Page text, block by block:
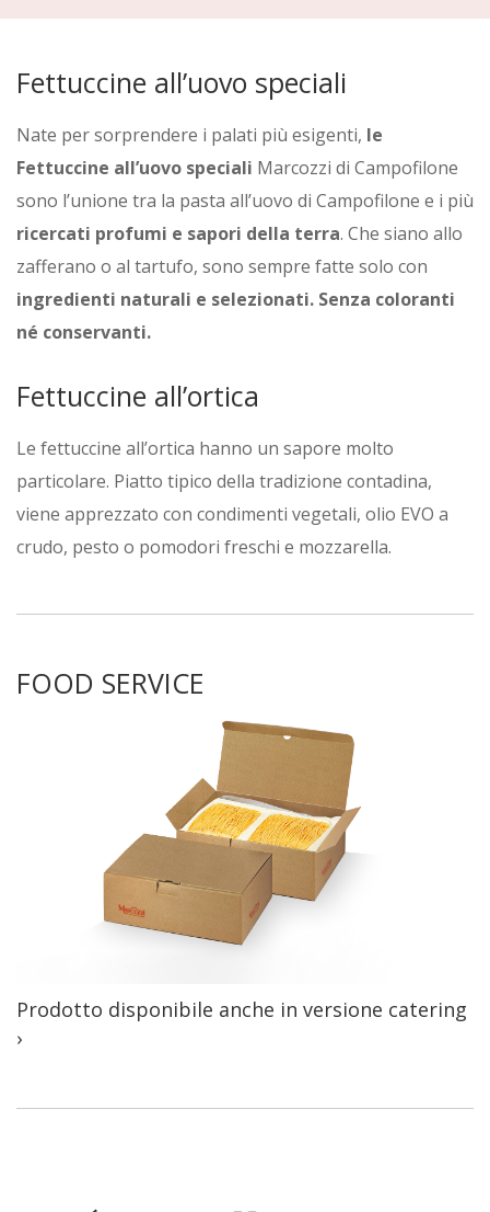
Fettuccine all’uovo speciali
Nate per sorprendere i palati più esigenti, le
Fettuccine all’uovo speciali Marcozzi di Campofilone
sono l’unione tra la pasta all’uovo di Campofilone e i più
ricercati profumi e sapori della terra. Che siano allo
zafferano o al tartufo, sono sempre fatte solo con
ingredienti naturali e selezionati. Senza coloranti
né conservanti.
Fettuccine all’ortica
Le fettuccine all’ortica hanno un sapore molto
particolare. Piatto tipico della tradizione contadina,
viene apprezzato con condimenti vegetali, olio EVO a
crudo, pesto o pomodori freschi e mozzarella.
FOOD SERVICE
Prodotto disponibile anche in versione catering
›